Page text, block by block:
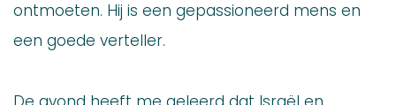
ontmoeten. Hij is een gepassioneerd mens en
een goede verteller.